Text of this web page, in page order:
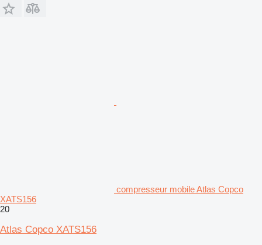
compresseur mobile Atlas Copco
XATS156
20
Atlas Copco XATS156